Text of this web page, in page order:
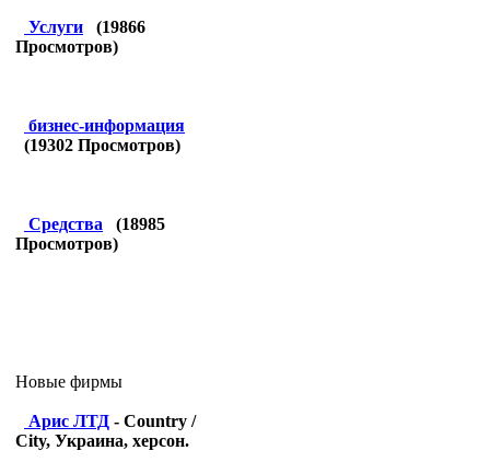
Услуги (19866
Просмотров)
бизнес-информация
(19302 Просмотров)
Средства (18985
Просмотров)
Новые фирмы
Арис ЛТД - Country /
City, Украина, херсон.